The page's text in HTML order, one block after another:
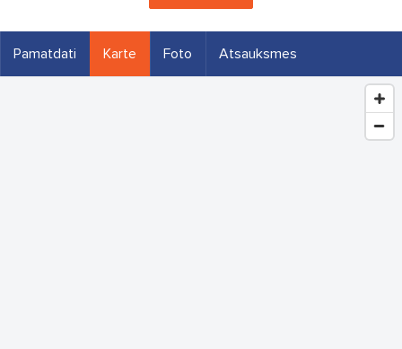
Pamatdati Karte Foto Atsauksmes